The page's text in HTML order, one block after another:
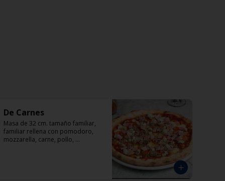
De Carnes
Masa de 32 cm. tamaño familiar,
familiar rellena con pomodoro,
mozzarella, carne, pollo,